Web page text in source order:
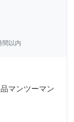
間以内
マンツーマン